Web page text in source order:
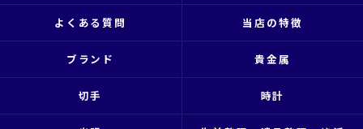
よくある質問 当店の特徴
ブランド 貴金属
切手 時計